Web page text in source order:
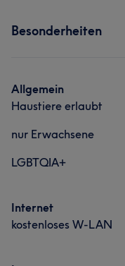
Besonderheiten
Allgemein
Haustiere erlaubt
nur Erwachsene
LGBTQIA+
Internet
kostenloses W-LAN